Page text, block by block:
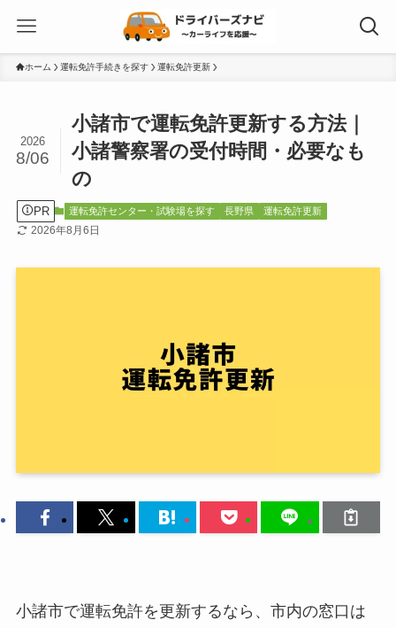
ホーム 運転免許手続きを探す 運転免許更新
小諸市で運転免許更新する方法｜
小諸警察署の受付時間・必要なも
の
2026
8/06
PR 運転免許センター・試験場を探す 長野県 運転免許更新
2026年8月6日
小諸市で運転免許を更新するなら、市内の窓口は